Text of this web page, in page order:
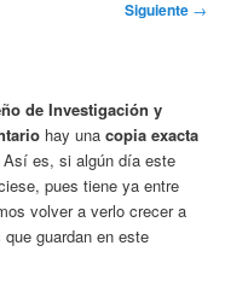
Siguiente →
de Investigación y
hay unacopia exacta
Así es, si algún día este
pues tiene ya entre
volver a verlo crecer a
guardan en este